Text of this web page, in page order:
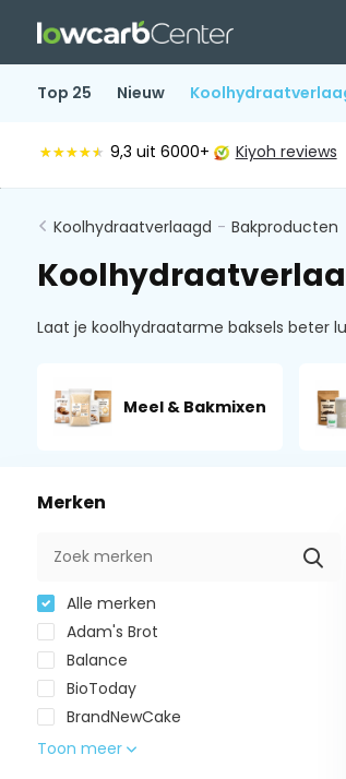
Top 25 Nieuw
★★★★★
★★★★★ 9,3 uit 6000+ Kiyoh reviews
Koolhydraatverlaagd - Bakproducten
Laat je koolhydraatarme baksels beter
Meel & Bakmixen
Merken
Alle merken
Adam's Brot
Balance
BioToday
BrandNewCake
Toon meer